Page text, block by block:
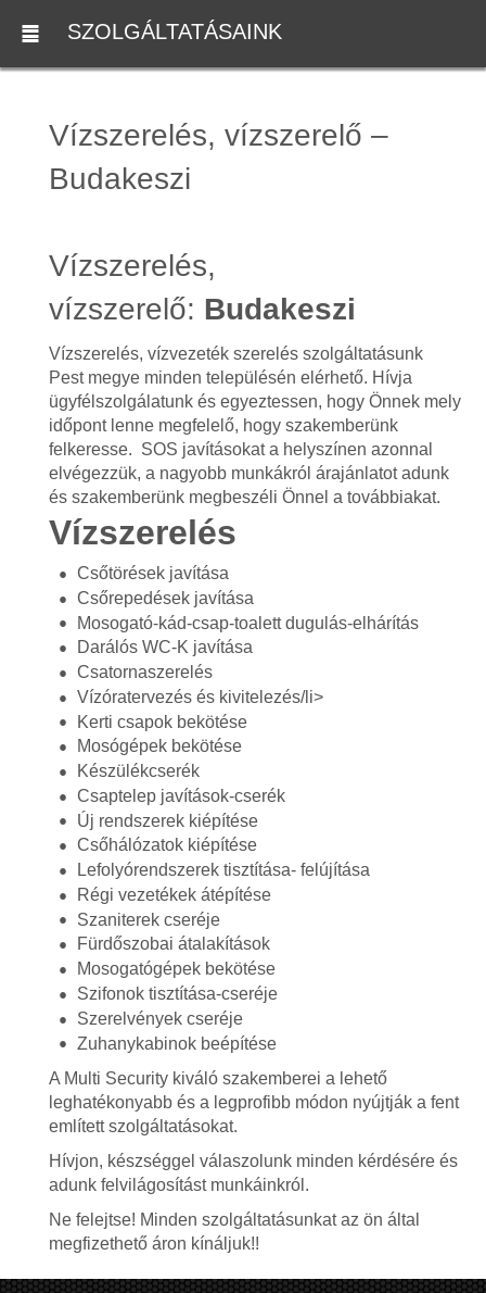
SZOLGÁLTATÁSAINK
Vízszerelés, vízszerelő –
Budakeszi
Vízszerelés,
vízszerelő: Budakeszi
Vízszerelés, vízvezeték szerelés szolgáltatásunk
Pest megye minden településén elérhető. Hívja
ügyfélszolgálatunk és egyeztessen, hogy Önnek mely
időpont lenne megfelelő, hogy szakemberünk
felkeresse. SOS javításokat a helyszínen azonnal
elvégezzük, a nagyobb munkákról árajánlatot adunk
és szakemberünk megbeszéli Önnel a továbbiakat.
Vízszerelés
Csőtörések javítása
Csőrepedések javítása
Mosogató-kád-csap-toalett dugulás-elhárítás
Darálós WC-K javítása
Csatornaszerelés
Vízóratervezés és kivitelezés/li>
Kerti csapok bekötése
Mosógépek bekötése
Készülékcserék
Csaptelep javítások-cserék
Új rendszerek kiépítése
Csőhálózatok kiépítése
Lefolyórendszerek tisztítása- felújítása
Régi vezetékek átépítése
Szaniterek cseréje
Fürdőszobai átalakítások
Mosogatógépek bekötése
Szifonok tisztítása-cseréje
Szerelvények cseréje
Zuhanykabinok beépítése
A Multi Security kiváló szakemberei a lehető
leghatékonyabb és a legprofibb módon nyújtják a fent
említett szolgáltatásokat.
Hívjon, készséggel válaszolunk minden kérdésére és
adunk felvilágosítást munkáinkról.
Ne felejtse! Minden szolgáltatásunkat az ön által
megfizethető áron kínáljuk!!